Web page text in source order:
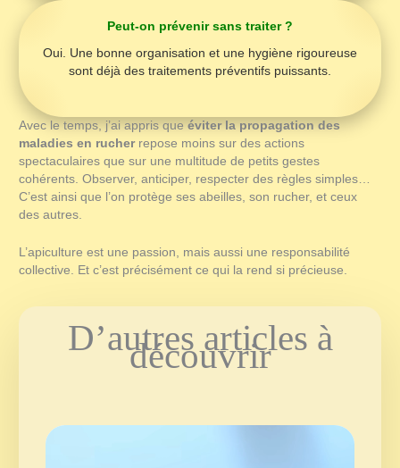
Peut-on prévenir sans traiter ?
Oui. Une bonne organisation et une hygiène rigoureuse
sont déjà des traitements préventifs puissants.
Avec le temps, j’ai appris queéviter la propagation des
maladies en rucherrepose moins sur des actions
spectaculaires que sur une multitude de petits gestes
cohérents. Observer, anticiper, respecter des règles simples…
C’est ainsi que l’on protège ses abeilles, son rucher, et ceux
des autres.
L’apiculture est une passion, mais aussi une responsabilité
collective. Et c’est précisément ce qui la rend si précieuse.
D’autres articles à
découvrir